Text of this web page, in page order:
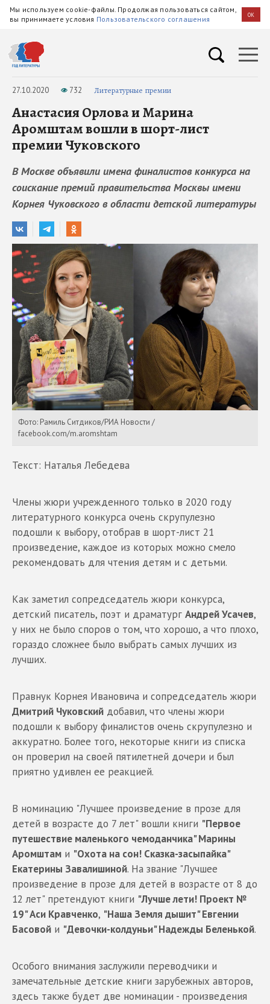
Мы используем cookie-файлы. Продолжая пользоваться сайтом,
вы принимаете условия Пользовательского соглашения OK
27.10.2020 732 Литературные премии
Анастасия Орлова и Марина
Аромштам вошли в шорт-лист
премии Чуковского
В Москве объявили имена финалистов конкурса на
соискание премий правительства Москвы имени
Корнея Чуковского в области детской литературы
Фото: Рамиль Ситдиков/РИА Новости /
facebook.com/m.aromshtam
Текст: Наталья Лебедева
Члены жюри учрежденного только в 2020 году
литературного конкурса очень скрупулезно
подошли к выбору, отобрав в шорт-лист 21
произведение, каждое из которых можно смело
рекомендовать для чтения детям и с детьми.
Как заметил сопредседатель жюри конкурса,
детский писатель, поэт и драматург Андрей Усачев,
у них не было споров о том, что хорошо, а что плохо,
гораздо сложнее было выбрать самых лучших из
лучших.
Правнук Корнея Ивановича и сопредседатель жюри
Дмитрий Чуковский добавил, что члены жюри
подошли к выбору финалистов очень скрупулезно и
аккуратно. Более того, некоторые книги из списка
он проверил на своей пятилетней дочери и был
приятно удивлен ее реакцией.
В номинацию "Лучшее произведение в прозе для
детей в возрасте до 7 лет" вошли книги "Первое
путешествие маленького чемоданчика" Марины
Аромштам и "Охота на сон! Сказка-засыпайка"
Екатерины Завалишиной. На звание "Лучшее
произведение в прозе для детей в возрасте от 8 до
12 лет" претендуют книги "Лучше лети! Проект №
19" Аси Кравченко, "Наша Земля дышит" Евгении
Басовой и "Девочки-колдуньи" Надежды Беленькой.
Особого внимания заслужили переводчики и
замечательные детские книги зарубежных авторов,
здесь также будет две номинации - произведения